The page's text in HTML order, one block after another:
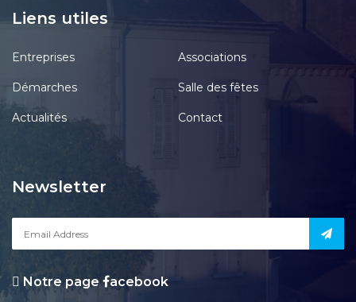
Liens utiles
Entreprises Associations
Démarches Salle des fêtes
Actualités Contact
Newsletter
Notre page acebook